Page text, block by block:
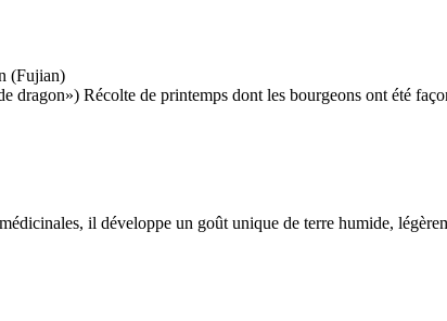
(Fujian)
dragon») Récolte de printemps dont les bourgeons ont été
il développe un goût unique de terre humide,